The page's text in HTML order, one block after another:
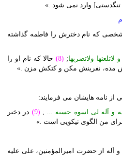
تنگدستی] وارد نمی شود .»
شخصی که نام دخترش را فاطمه گذاشته
ولاتضربها;
(8)
حالا که نام او را
مده، نفرینش مکن و کتکش مزن .»
و آله لی اسوة حسنة ... ;
(9)
در دختر
برای من الگوی نیکویی است .»
و آله از حضرت امیرالمؤمنین، علی علیه